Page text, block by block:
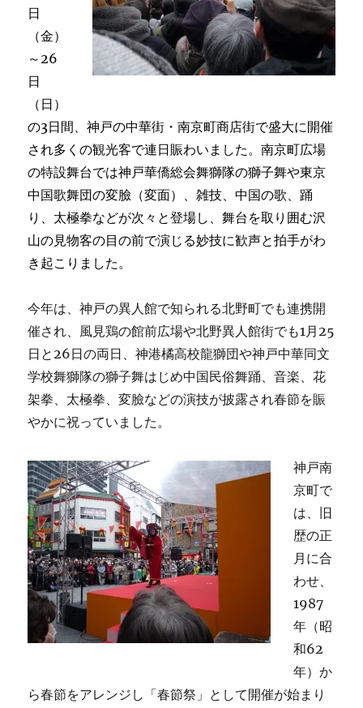
日
（金）
～26
日
（日）
の3日間、神戸の中華街・南京町商店街で盛大に開催
され多くの観光客で連日賑わいました。南京町広場
の特設舞台では神戸華僑総会舞獅隊の獅子舞や東京
中国歌舞団の変臉（変面）、雑技、中国の歌、踊
り、太極拳などが次々と登場し、舞台を取り囲む沢
山の見物客の目の前で演じる妙技に歓声と拍手がわ
き起こりました。
今年は、神戸の異人館で知られる北野町でも連携開
催され、風見鶏の館前広場や北野異人館街でも1月25
日と26日の両日、神港橘高校龍獅団や神戸中華同文
学校舞獅隊の獅子舞はじめ中国民俗舞踊、音楽、花
架拳、太極拳、変臉などの演技が披露され春節を賑
やかに祝っていました。
神戸南
京町で
は、旧
歴の正
月に合
わせ、
1987
年（昭
和62
年）か
ら春節をアレンジし「春節祭」として開催が始まり